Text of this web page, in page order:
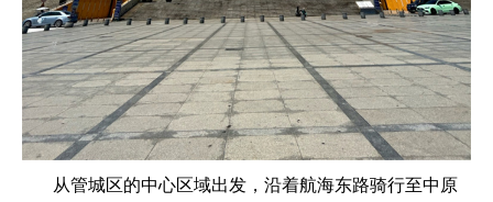
从管城区的中心区域出发，沿着航海东路骑行至中原